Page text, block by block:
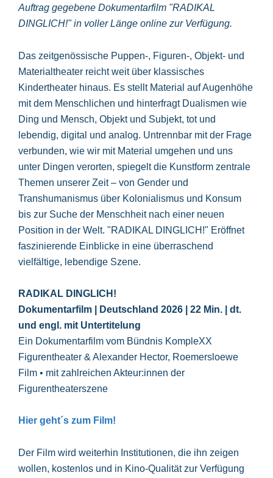
Auftrag gegebene Dokumentarfilm "RADIKAL
DINGLICH!" in voller Länge online zur Verfügung.
Das zeitgenössische Puppen-, Figuren-, Objekt- und
Materialtheater reicht weit über klassisches
Kindertheater hinaus. Es stellt Material auf Augenhöhe
mit dem Menschlichen und hinterfragt Dualismen wie
Ding und Mensch, Objekt und Subjekt, tot und
lebendig, digital und analog. Untrennbar mit der Frage
verbunden, wie wir mit Material umgehen und uns
unter Dingen verorten, spiegelt die Kunstform zentrale
Themen unserer Zeit – von Gender und
Transhumanismus über Kolonialismus und Konsum
bis zur Suche der Menschheit nach einer neuen
Position in der Welt. "RADIKAL DINGLICH!" Eröffnet
faszinierende Einblicke in eine überraschend
vielfältige, lebendige Szene.
RADIKAL DINGLICH!
Dokumentarfilm | Deutschland 2026 | 22 Min. | dt.
und engl. mit Untertitelung
Ein Dokumentarfilm vom Bündnis KompleXX
Figurentheater & Alexander Hector, Roemersloewe
Film • mit zahlreichen Akteur:innen der
Figurentheaterszene
Hier geht´s zum Film!
Der Film wird weiterhin Institutionen, die ihn zeigen
wollen, kostenlos und in Kino-Qualität zur Verfügung